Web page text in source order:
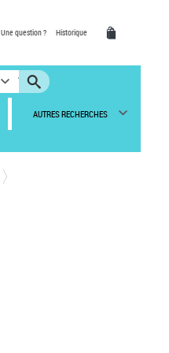
Une question ? Historique
AUTRES RECHERCHES